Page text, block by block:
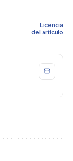
Licencia
del artículo